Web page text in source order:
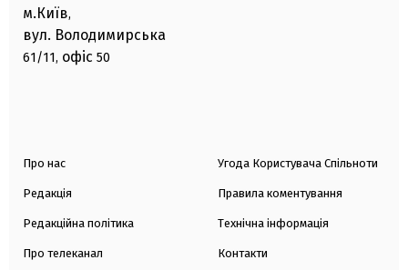
м.Київ,
вул. Володимирська
61/11, офіс 50
Про нас
Редакція
Редакційна політика
Про телеканал
Угода Користувача Спільноти
Правила коментування
Технічна інформація
Контакти